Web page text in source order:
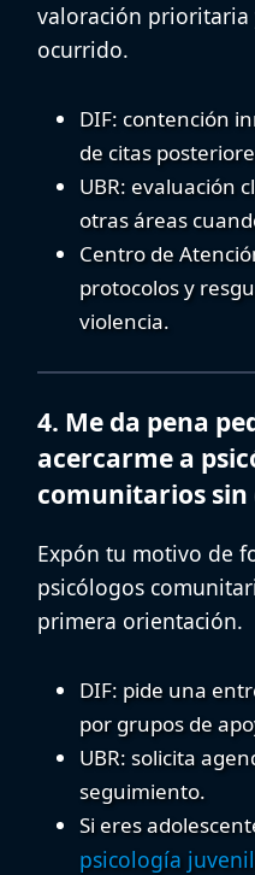
valoración prioritaria
ocurrido.
DIF: contención
de citas
UBR: evaluación
otras áreas
Centro de
protocolos y
violencia.
4. Me da pena
acercarme a
comunitarios sin
Expón tu motivo de
psicólogos
primera orientación.
DIF: pide una
por grupos de
UBR: solicita
seguimiento.
Si eres
psicología juvenil